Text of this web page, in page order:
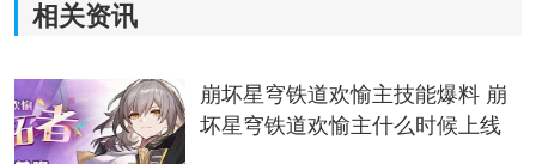
相关资讯
崩坏星穹铁道欢愉主技能爆料 崩
坏星穹铁道欢愉主什么时候上线